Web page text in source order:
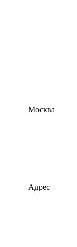
Москва
Адрес